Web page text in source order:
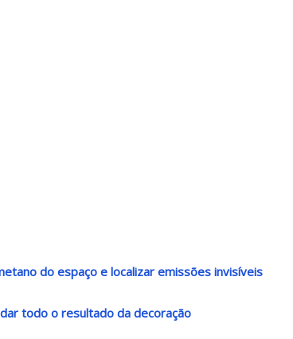
do espaço e localizar emissões invisíveis
todo o resultado da decoração